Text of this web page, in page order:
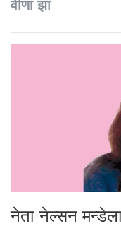
वीणा झा
नेता नेल्सन